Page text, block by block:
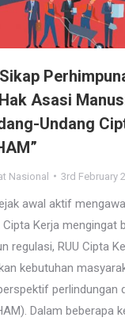
Asasi
Undang
Nasional 3rd February
awal aktif
Cipta Kerja mengingat
regulasi, RUU Cipta
kebutuhan
perlindungan
Dalam beberapa